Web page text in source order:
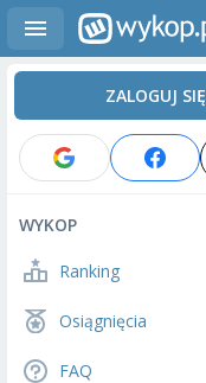
ZALOGUJ SIĘ
WYKOP
Ranking
Osiągnięcia
FAQ